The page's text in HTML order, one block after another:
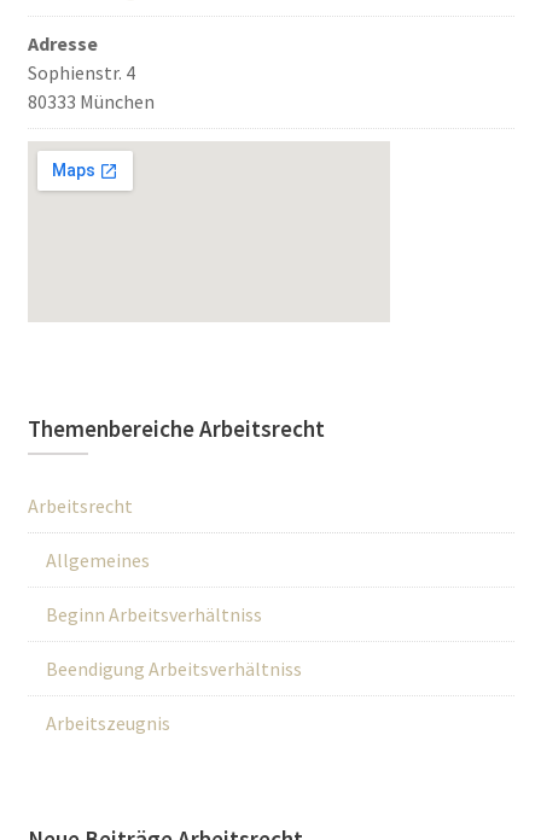
Adresse
Sophienstr. 4
80333 München
Themenbereiche Arbeitsrecht
Arbeitsrecht
Allgemeines
Beginn Arbeitsverhältniss
Beendigung Arbeitsverhältniss
Arbeitszeugnis